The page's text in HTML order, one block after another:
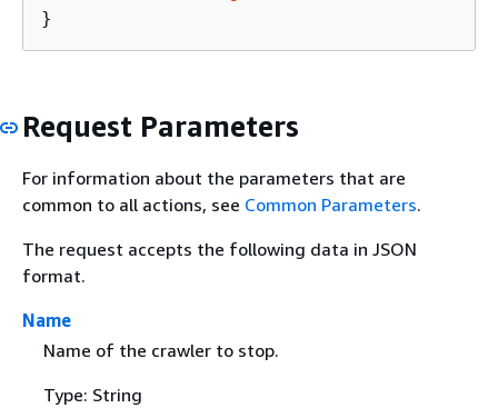
}
Request Parameters
For information about the parameters that are
common to all actions, see Common Parameters.
The request accepts the following data in JSON
format.
Name
Name of the crawler to stop.
Type: String